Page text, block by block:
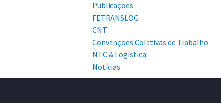
Publicações
FETRANSLOG
CNT
Convenções Coletivas de Trabalho
NTC & Logística
Notícias